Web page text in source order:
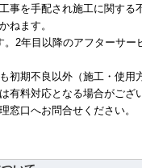
事を手配され施工に関する
ねます。
2年目以降のアフターサー
初期不良以外（施工・使用
有料対応となる場合がござ
窓口へお問合せください。